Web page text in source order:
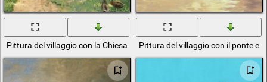
Pittura del villaggio con la Chiesa e il lagoPittura del villaggio con il ponte e